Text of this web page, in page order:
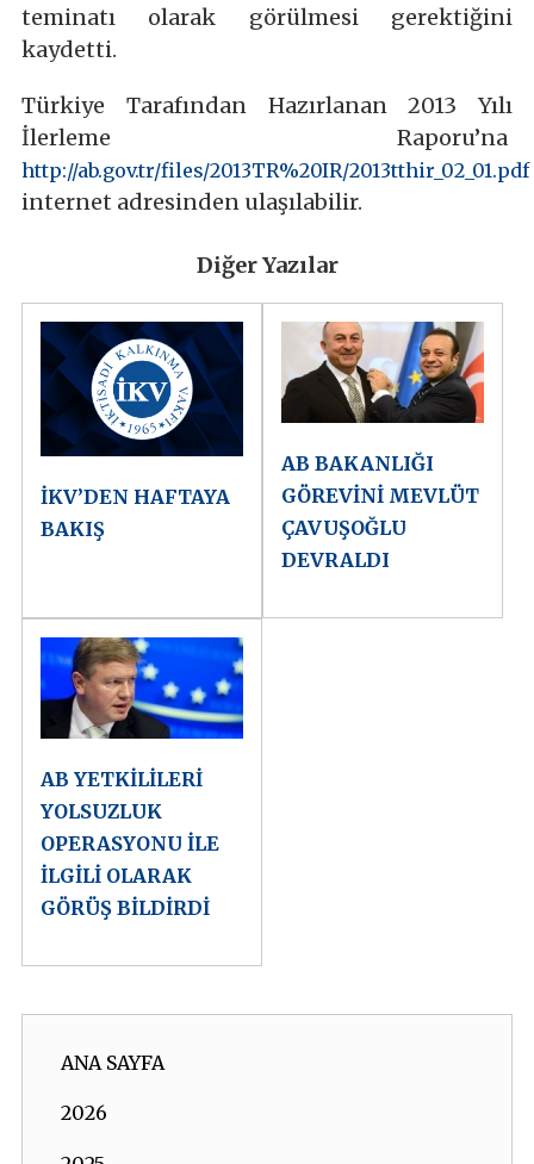
teminatı olarak görülmesi gerektiğini
kaydetti.
Türkiye Tarafından Hazırlanan 2013 Yılı
İlerleme Raporu’na
http://ab.gov.tr/files/2013TR%20IR/2013tthir_02_01.pdf
internet adresinden ulaşılabilir.
Diğer Yazılar
İKV’DEN HAFTAYA
BAKIŞ
AB BAKANLIĞI
GÖREVİNİ MEVLÜT
ÇAVUŞOĞLU
DEVRALDI
AB YETKİLİLERİ
YOLSUZLUK
OPERASYONU İLE
İLGİLİ OLARAK
GÖRÜŞ BİLDİRDİ
ANA SAYFA
2026